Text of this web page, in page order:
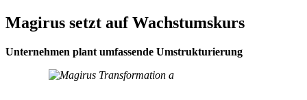
Magirus setzt auf Wachstumskurs
Unternehmen plant umfassende Umstrukturierung